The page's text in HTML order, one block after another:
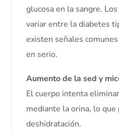
glucosa en la sangre.
variar entre la diabetes
existen señales
en serio.
Aumento de la sed y
El cuerpo intenta
mediante la orina, lo que
deshidratación.